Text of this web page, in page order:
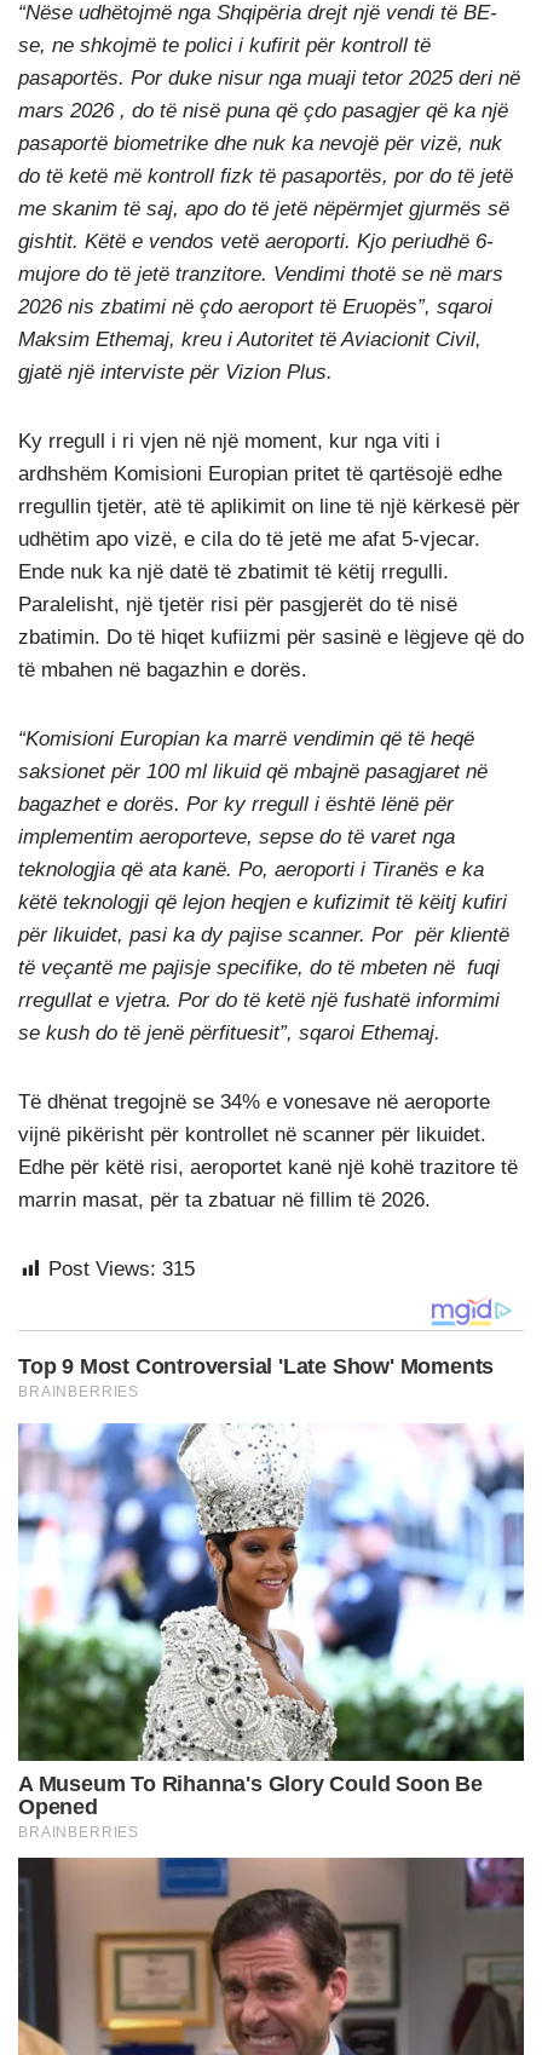
“Nëse udhëtojmë nga Shqipëria drejt një vendi të BE-
se, ne shkojmë te polici i kufirit për kontroll të
pasaportës. Por duke nisur nga muaji tetor 2025 deri në
mars 2026 , do të nisë puna që çdo pasagjer që ka një
pasaportë biometrike dhe nuk ka nevojë për vizë, nuk
do të ketë më kontroll fizk të pasaportës, por do të jetë
me skanim të saj, apo do të jetë nëpërmjet gjurmës së
gishtit. Këtë e vendos vetë aeroporti. Kjo periudhë 6-
mujore do të jetë tranzitore. Vendimi thotë se në mars
2026 nis zbatimi në çdo aeroport të Eruopës”, sqaroi
Maksim Ethemaj, kreu i Autoritet të Aviacionit Civil,
gjatë një interviste për Vizion Plus.
Ky rregull i ri vjen në një moment, kur nga viti i
ardhshëm Komisioni Europian pritet të qartësojë edhe
rregullin tjetër, atë të aplikimit on line të një kërkesë për
udhëtim apo vizë, e cila do të jetë me afat 5-vjecar.
Ende nuk ka një datë të zbatimit të këtij rregulli.
Paralelisht, një tjetër risi për pasgjerët do të nisë
zbatimin. Do të hiqet kufiizmi për sasinë e lëgjeve që do
të mbahen në bagazhin e dorës.
“Komisioni Europian ka marrë vendimin që të heqë
saksionet për 100 ml likuid që mbajnë pasagjaret në
bagazhet e dorës. Por ky rregull i është lënë për
implementim aeroporteve, sepse do të varet nga
teknologjia që ata kanë. Po, aeroporti i Tiranës e ka
këtë teknologji që lejon heqjen e kufizimit të këitj kufiri
për likuidet, pasi ka dy pajise scanner. Por për klientë
të veçantë me pajisje specifike, do të mbeten në fuqi
rregullat e vjetra. Por do të ketë një fushatë informimi
se kush do të jenë përfituesit”, sqaroi Ethemaj.
Të dhënat tregojnë se 34% e vonesave në aeroporte
vijnë pikërisht për kontrollet në scanner për likuidet.
Edhe për këtë risi, aeroportet kanë një kohë trazitore të
marrin masat, për ta zbatuar në fillim të 2026.
Post Views: 315